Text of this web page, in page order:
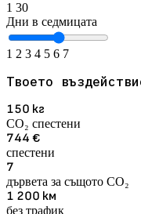
1 30
Дни в седмицата
1 2 3 4 5 6 7
Твоето
150 кг
CO₂ спестени
744 €
спестени
7
дървета за същото CO₂
1 200 км
без трафик